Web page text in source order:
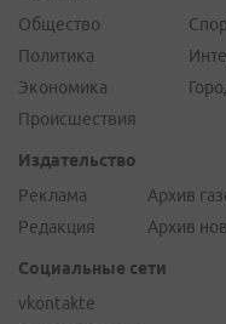
Общество
Политика
Экономика
Происшествия
Издательство
Реклама
Редакция
Архив
Архив
Социальные сети
vkontakte